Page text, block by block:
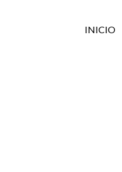
INICIO